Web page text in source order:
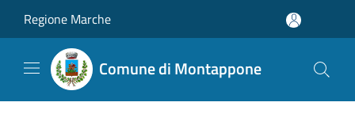
Regione Marche
Comune di Montappone